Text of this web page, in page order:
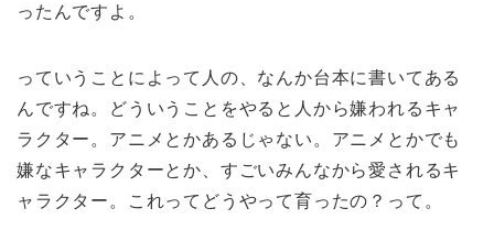
ったんですよ。
っていうことによって人の、なんか台本に書いてある
んですね。どういうことをやると人から嫌われるキャ
ラクター。アニメとかあるじゃない。アニメとかでも
嫌なキャラクターとか、すごいみんなから愛されるキ
ャラクター。これってどうやって育ったの？って。